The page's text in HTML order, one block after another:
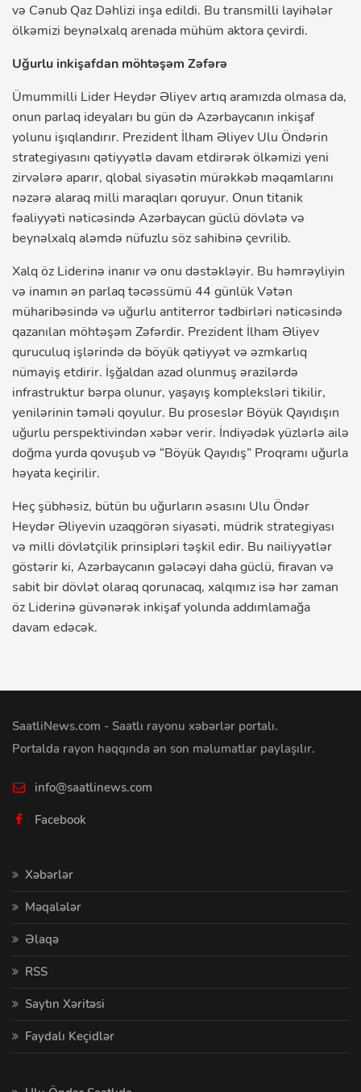
və Cənub Qaz Dəhlizi inşa edildi. Bu transmilli layihələr
ölkəmizi beynəlxalq arenada mühüm aktora çevirdi.
Uğurlu inkişafdan möhtəşəm Zəfərə
Ümummilli Lider Heydər Əliyev artıq aramızda olmasa da,
onun parlaq ideyaları bu gün də Azərbaycanın inkişaf
yolunu işıqlandırır. Prezident İlham Əliyev Ulu Öndərin
strategiyasını qətiyyətlə davam etdirərək ölkəmizi yeni
zirvələrə aparır, qlobal siyasətin mürəkkəb məqamlarını
nəzərə alaraq milli maraqları qoruyur. Onun titanik
fəaliyyəti nəticəsində Azərbaycan güclü dövlətə və
beynəlxalq aləmdə nüfuzlu söz sahibinə çevrilib.
Xalq öz Liderinə inanır və onu dəstəkləyir. Bu həmrəyliyin
və inamın ən parlaq təcəssümü 44 günlük Vətən
müharibəsində və uğurlu antiterror tədbirləri nəticəsində
qazanılan möhtəşəm Zəfərdir. Prezident İlham Əliyev
quruculuq işlərində də böyük qətiyyət və əzmkarlıq
nümayiş etdirir. İşğaldan azad olunmuş ərazilərdə
infrastruktur bərpa olunur, yaşayış kompleksləri tikilir,
yenilərinin təməli qoyulur. Bu proseslər Böyük Qayıdışın
uğurlu perspektivindən xəbər verir. İndiyədək yüzlərlə ailə
doğma yurda qovuşub və “Böyük Qayıdış” Proqramı uğurla
həyata keçirilir.
Heç şübhəsiz, bütün bu uğurların əsasını Ulu Öndər
Heydər Əliyevin uzaqgörən siyasəti, müdrik strategiyası
və milli dövlətçilik prinsipləri təşkil edir. Bu nailiyyətlər
göstərir ki, Azərbaycanın gələcəyi daha güclü, firavan və
sabit bir dövlət olaraq qorunacaq, xalqımız isə hər zaman
öz Liderinə güvənərək inkişaf yolunda addımlamağa
davam edəcək.
SaatliNews.com - Saatlı rayonu xəbərlər portalı.
Portalda rayon haqqında ən son məlumatlar paylaşılır.
info@saatlinews.com
Facebook
Xəbərlər
Məqalələr
Əlaqə
RSS
Saytın Xəritəsi
Faydalı Keçidlər